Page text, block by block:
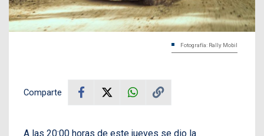
Fotografía: Rally Mobil
Comparte
A las 20:00 horas de este jueves se dio la